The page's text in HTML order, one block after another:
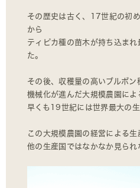
その歴史は古く、17世紀の初
から
ティピカ種の苗木が持ち込ま
た。
その後、収穫量の高いブルボン
機械化が進んだ大規模農園によ
早くも19世紀には世界最大の生
この大規模農園の経営による生
他の生産国ではなかなか見られ